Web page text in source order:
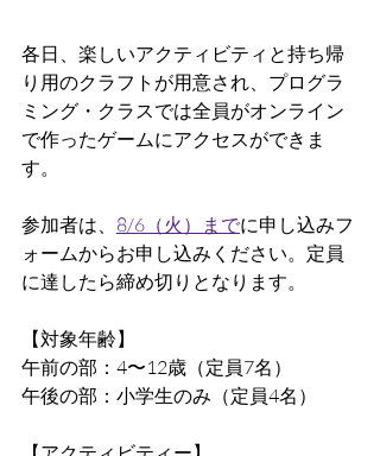
各日、楽しいアクティビティと持ち帰
り用のクラフトが用意され、プログラ
ミング・クラスでは全員がオンライン
で作ったゲームにアクセスができま
す。
参加者は、 8/6（火）までに申し込みフ
ォームからお申し込みください。定員
に達したら締め切りとなります。
【対象年齢】
午前の部：4〜12歳（定員7名）
午後の部：小学生のみ（定員4名）